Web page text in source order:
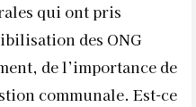
qui ont pris
des ONG
de l’importance de
communale. Est-ce